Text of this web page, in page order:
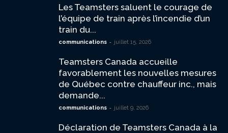
Les Teamsters saluent le courage de
l’équipe de train après l’incendie d’un
train du...
communications - juillet 15, 2026
Teamsters Canada accueille
favorablement les nouvelles mesures
de Québec contre chauffeur inc., mais
demande...
communications - juillet 9, 2026
Déclaration de Teamsters Canada à la